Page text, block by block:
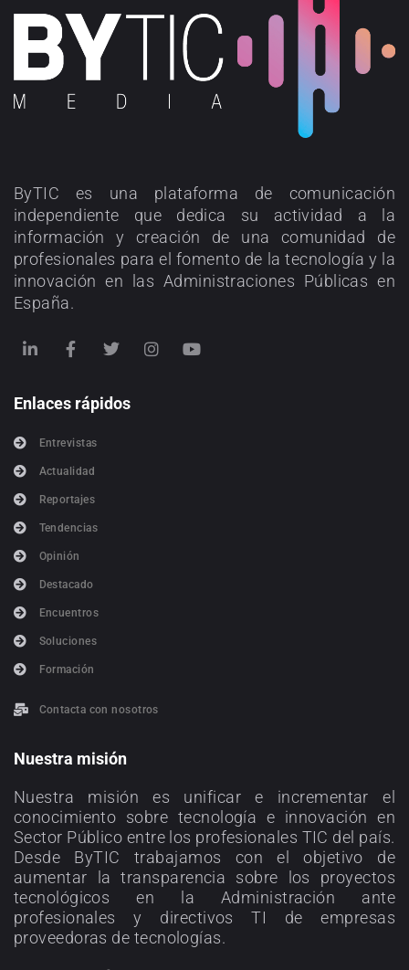
ByTIC es una plataforma de comunicación
independiente que dedica su actividad a la
información y creación de una comunidad de
profesionales para el fomento de la tecnología y la
innovación en las Administraciones Públicas en
España.
Enlaces rápidos
Entrevistas
Actualidad
Reportajes
Tendencias
Opinión
Destacado
Encuentros
Soluciones
Formación
Contacta con nosotros
Nuestra misión
Nuestra misión es unificar e incrementar el
conocimiento sobre tecnología e innovación en
Sector Público entre los profesionales TIC del país.
Desde ByTIC trabajamos con el objetivo de
aumentar la transparencia sobre los proyectos
tecnológicos en la Administración ante
profesionales y directivos TI de empresas
proveedoras de tecnologías.